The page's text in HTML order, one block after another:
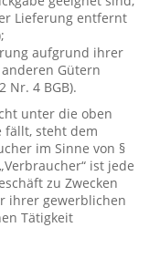
Lieferung entfernt
aufgrund ihrer
Gütern
Nr. 4 BGB).
unter die oben
fällt, steht dem
im Sinne von §
ist jede
zu Zwecken
ihrer gewerblichen
Tätigkeit